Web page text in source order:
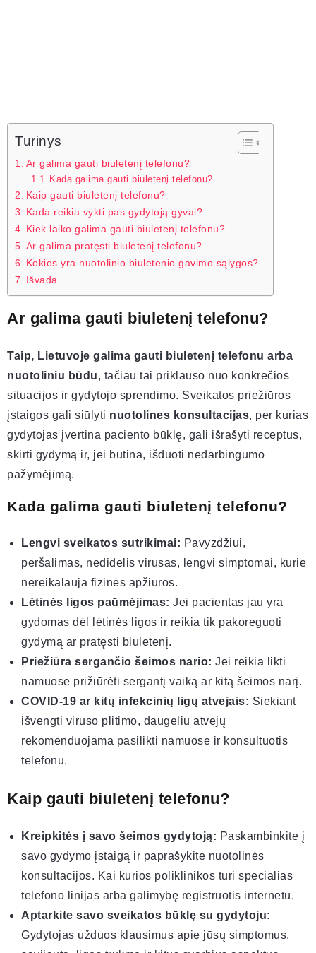
Turinys
Ar galima gauti biuletenį telefonu?
Kada galima gauti biuletenį telefonu?
Kaip gauti biuletenį telefonu?
Kada reikia vykti pas gydytoją gyvai?
Kiek laiko galima gauti biuletenį telefonu?
Ar galima pratęsti biuletenį telefonu?
Kokios yra nuotolinio biuletenio gavimo sąlygos?
Išvada
Ar galima gauti biuletenį telefonu?
Taip, Lietuvoje galima gauti biuletenį telefonu arba
nuotoliniu būdu, tačiau tai priklauso nuo konkrečios
situacijos ir gydytojo sprendimo. Sveikatos priežiūros
įstaigos gali siūlyti nuotolines konsultacijas, per kurias
gydytojas įvertina paciento būklę, gali išrašyti receptus,
skirti gydymą ir, jei būtina, išduoti nedarbingumo
pažymėjimą.
Kada galima gauti biuletenį telefonu?
Lengvi sveikatos sutrikimai: Pavyzdžiui,
peršalimas, nedidelis virusas, lengvi simptomai, kurie
nereikalauja fizinės apžiūros.
Lėtinės ligos paūmėjimas: Jei pacientas jau yra
gydomas dėl lėtinės ligos ir reikia tik pakoreguoti
gydymą ar pratęsti biuletenį.
Priežiūra sergančio šeimos nario: Jei reikia likti
namuose prižiūrėti sergantį vaiką ar kitą šeimos narį.
COVID-19 ar kitų infekcinių ligų atvejais: Siekiant
išvengti viruso plitimo, daugeliu atvejų
rekomenduojama pasilikti namuose ir konsultuotis
telefonu.
Kaip gauti biuletenį telefonu?
Kreipkitės į savo šeimos gydytoją: Paskambinkite į
savo gydymo įstaigą ir paprašykite nuotolinės
konsultacijos. Kai kurios poliklinikos turi specialias
telefono linijas arba galimybę registruotis internetu.
Aptarkite savo sveikatos būklę su gydytoju:
Gydytojas užduos klausimus apie jūsų simptomus,